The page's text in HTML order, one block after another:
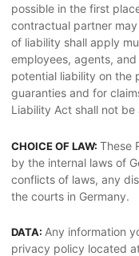
possible in the first
contractual partner
of liability shall apply
employees, agents,
potential liability on the
guaranties and for
Liability Act shall not
CHOICE OF LAW:These
by the internal laws of
conflicts of laws, any
the courts in Germany.
DATA: Any information
privacy policy located